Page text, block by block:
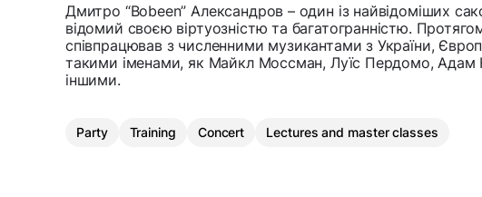
Дмитро “Bobeen” Александров – один із найвідоміших
відомий своєю віртуозністю та багатогранністю.
співпрацював з численними музикантами з України,
такими іменами, як Майкл Моссман, Луїс Пердомо, Адам
іншими.
Party Training Concert Lectures and master classes